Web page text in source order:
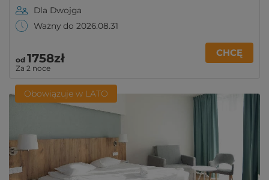
Dla Dwojga
Ważny do 2026.08.31
od 1758zł
Za 2 noce
CHCĘ
Obowiązuje w LATO